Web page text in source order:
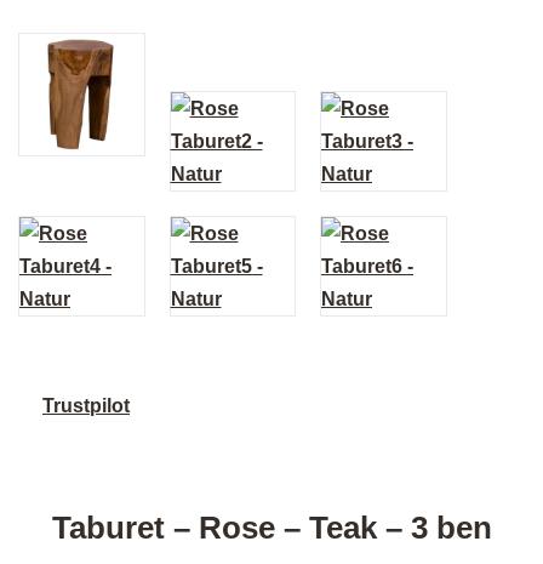
Trustpilot
Taburet – Rose – Teak – 3 ben